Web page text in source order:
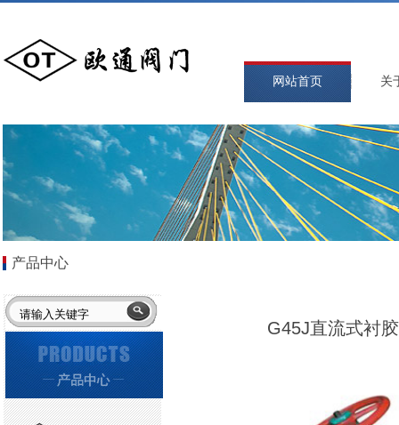
网站首页 关
产品中心
G45J直流式衬胶